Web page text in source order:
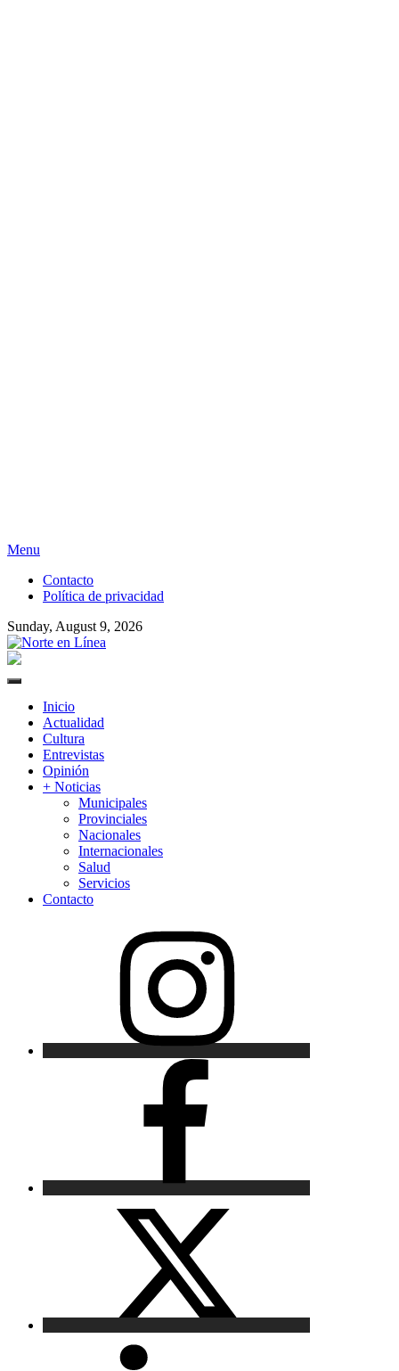
Skip
content
Menu
Contacto
Política de privacidad
Sunday, August 9, 2026
Primary
Inicio
Actualidad
Cultura
Entrevistas
Opinión
+ Noticias
Municipales
Provinciales
Nacionales
Internacionales
Salud
Servicios
Contacto